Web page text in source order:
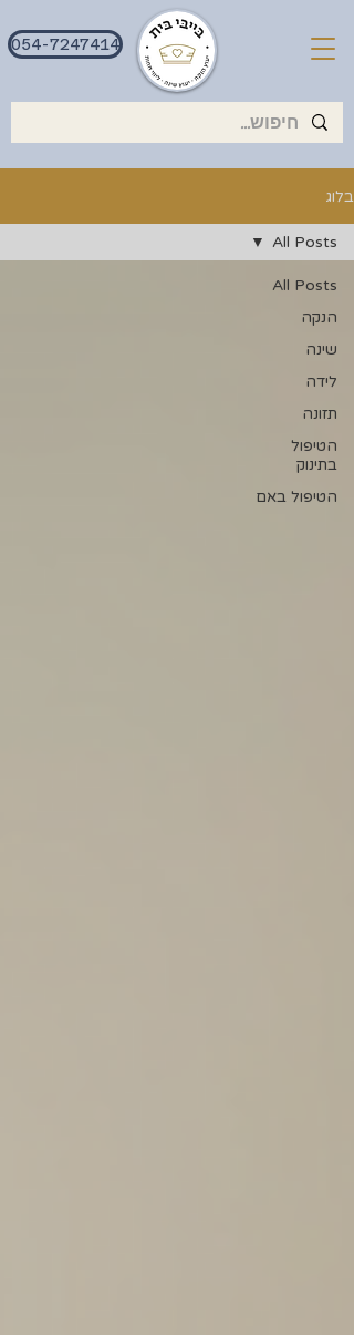
054-7247414
בלוג
All Posts
הנקה
שינה
לידה
תזונה
הטיפול
בתינוק
הטיפול באם
All Posts